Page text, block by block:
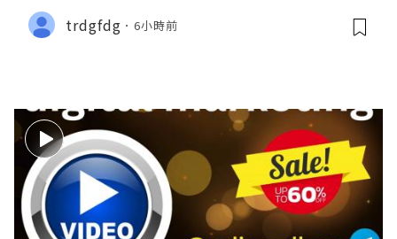
trdgfdg 6小時前